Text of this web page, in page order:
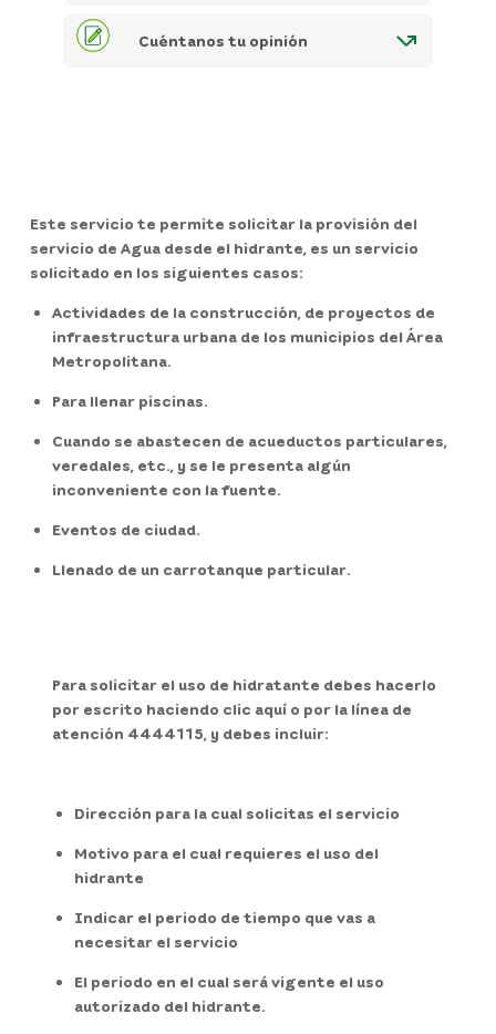
Cuéntanos tu opinión
Este servicio te permite solicitar la provisión del
servicio de Agua desde el hidrante, es un servicio
solicitado en los siguientes casos:
Actividades de la construcción, de proyectos de
infraestructura urbana de los municipios del Área
Metropolitana.
Para llenar piscinas.
Cuando se abastecen de acueductos particulares,
veredales, etc., y se le presenta algún
inconveniente con la fuente.
Eventos de ciudad.
Llenado de un carrotanque particular.
Para solicitar el uso de hidratante debes hacerlo
por escrito haciendo clic aquí o por la línea de
atención 4444115, y debes incluir:
Dirección para la cual solicitas el servicio
Motivo para el cual requieres el uso del
hidrante
Indicar el periodo de tiempo que vas a
necesitar el servicio
El periodo en el cual será vigente el uso
autorizado del hidrante.